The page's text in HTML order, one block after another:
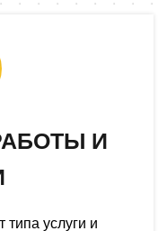
И
типа услуги и